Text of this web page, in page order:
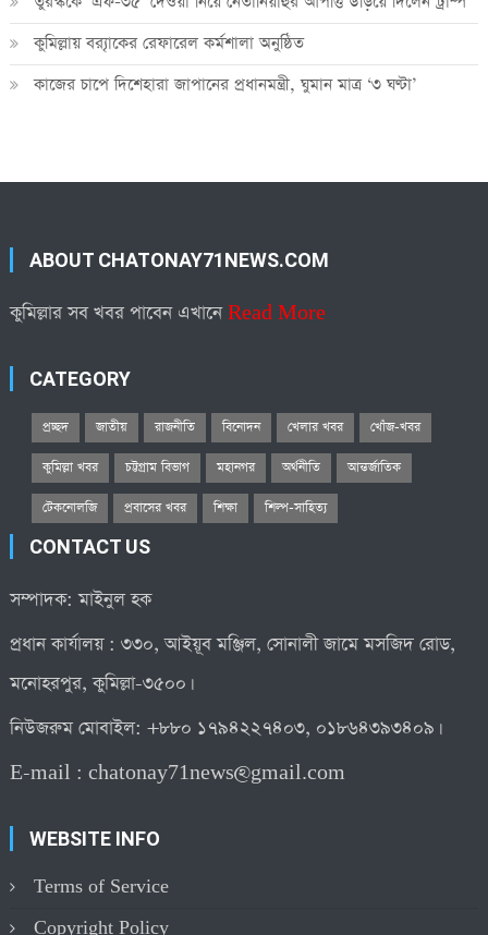
কুমিল্লায় ব্র‍্যাকের রেফারেল কর্মশালা অনুষ্ঠিত
কাজের চাপে দিশেহারা জাপানের প্রধানমন্ত্রী, ঘুমান মাত্র ‘৩ ঘণ্টা’
ABOUT CHATONAY71NEWS.COM
কুমিল্লার সব খবর পাবেন এখানেRead More
CATEGORY
প্রচ্ছদ জাতীয় রাজনীতি বিনোদন খেলার খবর খোঁজ-খবর
কুমিল্লা খবর চট্টগ্রাম বিভাগ মহানগর অর্থনীতি আন্তর্জাতিক
টেকনোলজি প্রবাসের খবর শিক্ষা শিল্প-সাহিত্য
CONTACT US
সম্পাদক: মাইনুল হক
প্রধান কার্যালয় : ৩৩০, আইয়ূব মঞ্জিল, সোনালী জামে মসজিদ রোড,
মনোহরপুর, কুমিল্লা-৩৫০০।
নিউজরুম মোবাইল: +৮৮০ ১৭৯৪২২৭৪০৩, ০১৮৬৪৩৯৩৪০৯।
E-mail :chatonay71news@gmail.com
WEBSITE INFO
Terms of Service
Copyright Policy